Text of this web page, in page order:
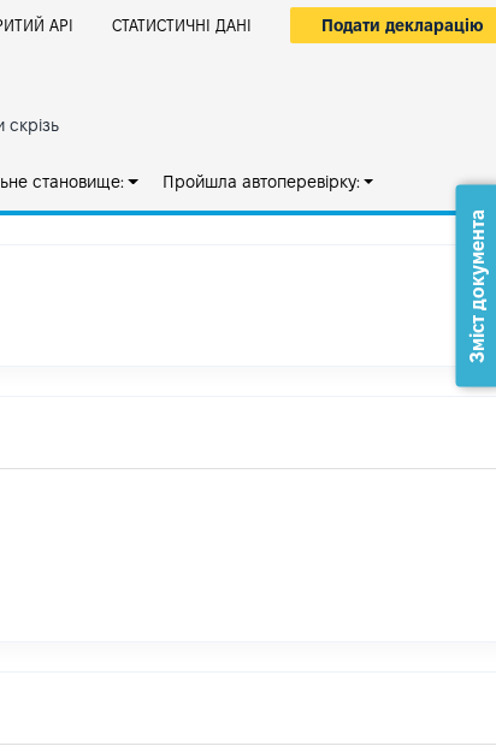
АРІ СТАТИСТИЧНІ ДАНІ Подати декларацію
скрізь
становище: Пройшла автоперевірку:
Зміст документа